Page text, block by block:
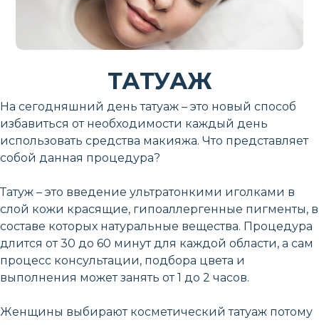
ТАТУАЖ
На сегодняшний день татуаж – это новый способ
избавиться от необходимости каждый день
использовать средства макияжа. Что представляет
собой данная процедура?
Татуж – это введение ультратонкими иголками в
слой кожи красящие, гипоаллергенные пигменты, в
составе которых натуральные вещества. Процедура
длится от 30 до 60 минут для каждой области, а сам
процесс консультации, подбора цвета и
выполнения может занять от 1 до 2 часов.
Женщины выбирают косметический татуаж потому